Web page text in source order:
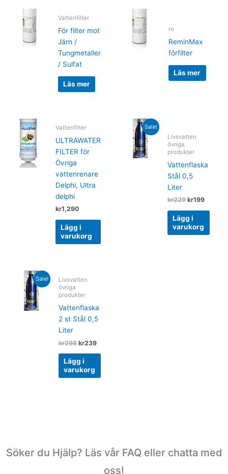
Vattenfilter
För filter mot
Järn /
Tungmetaller
/ Sulfat
Läs mer
ro
ReminMax
förfilter
Läs mer
Vattenfilter
ULTRAWATER
FILTER för
Övriga
vattenrenare
Delphi, Ultra
delphi
kr1,290
Lägg i
varukorg
Sale!
Livsvatten
övriga
produkter
Vattenflaska
Stål 0,5
Liter
kr229
was:
kr199
Lägg i
varukorg
Sale!
Livsvatten
övriga
produkter
Vattenflaska
2 st Stål 0,5
Liter
kr298
price
kr298.
kr239
Lägg i
varukorg
Söker du Hjälp? Läs vår FAQ eller chatta med
oss!